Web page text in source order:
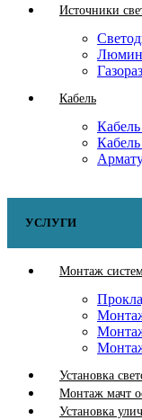
Источники
Кабель
УСЛУГИ
Монтаж
Установка
Монтаж мачт
Установка